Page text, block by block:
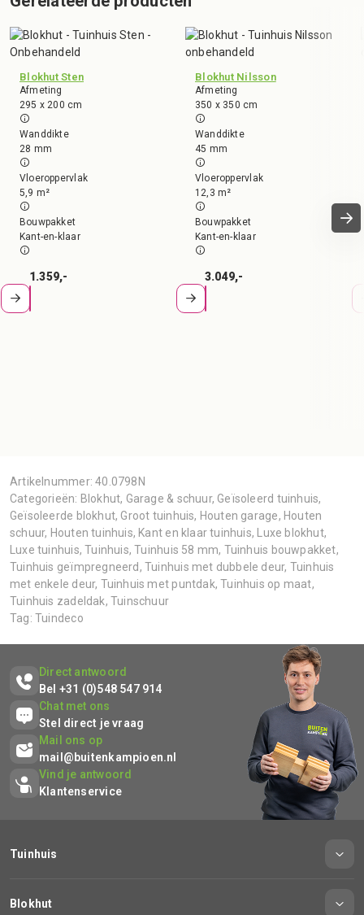
Blokhut Sten
Afmeting
295 x 200 cm
Wanddikte
28 mm
Vloeroppervlak
5,9 m²
Bouwpakket
Kant-en-klaar
1.359,-
Blokhut Nilsson
Afmeting
350 x 350 cm
Wanddikte
45 mm
Vloeroppervlak
12,3 m²
Bouwpakket
Kant-en-klaar
3.049,-
Artikelnummer:40.0798N
Categorieën: Blokhut, Garage & schuur, Geïsoleerd tuinhuis,
Geïsoleerde blokhut, Groot tuinhuis, Houten garage, Houten
schuur, Houten tuinhuis, Kant en klaar tuinhuis, Luxe blokhut,
Luxe tuinhuis,Tuinhuis,Tuinhuis 58 mm, Tuinhuis bouwpakket,
Tuinhuis geïmpregneerd ,Tuinhuis met dubbele deur, Tuinhuis
met enkele deur, Tuinhuis met puntdak,Tuinhuis op maat,
Tuinhuis zadeldak, Tuinschuur
Tag:Tuindeco
Direct antwoord
Bel +31 (0)548 547 914
Chat met ons
Stel direct je vraag
Mail ons op
mail@buitenkampioen.nl
Vind je antwoord
Klantenservice
Tuinhuis
Blokhut